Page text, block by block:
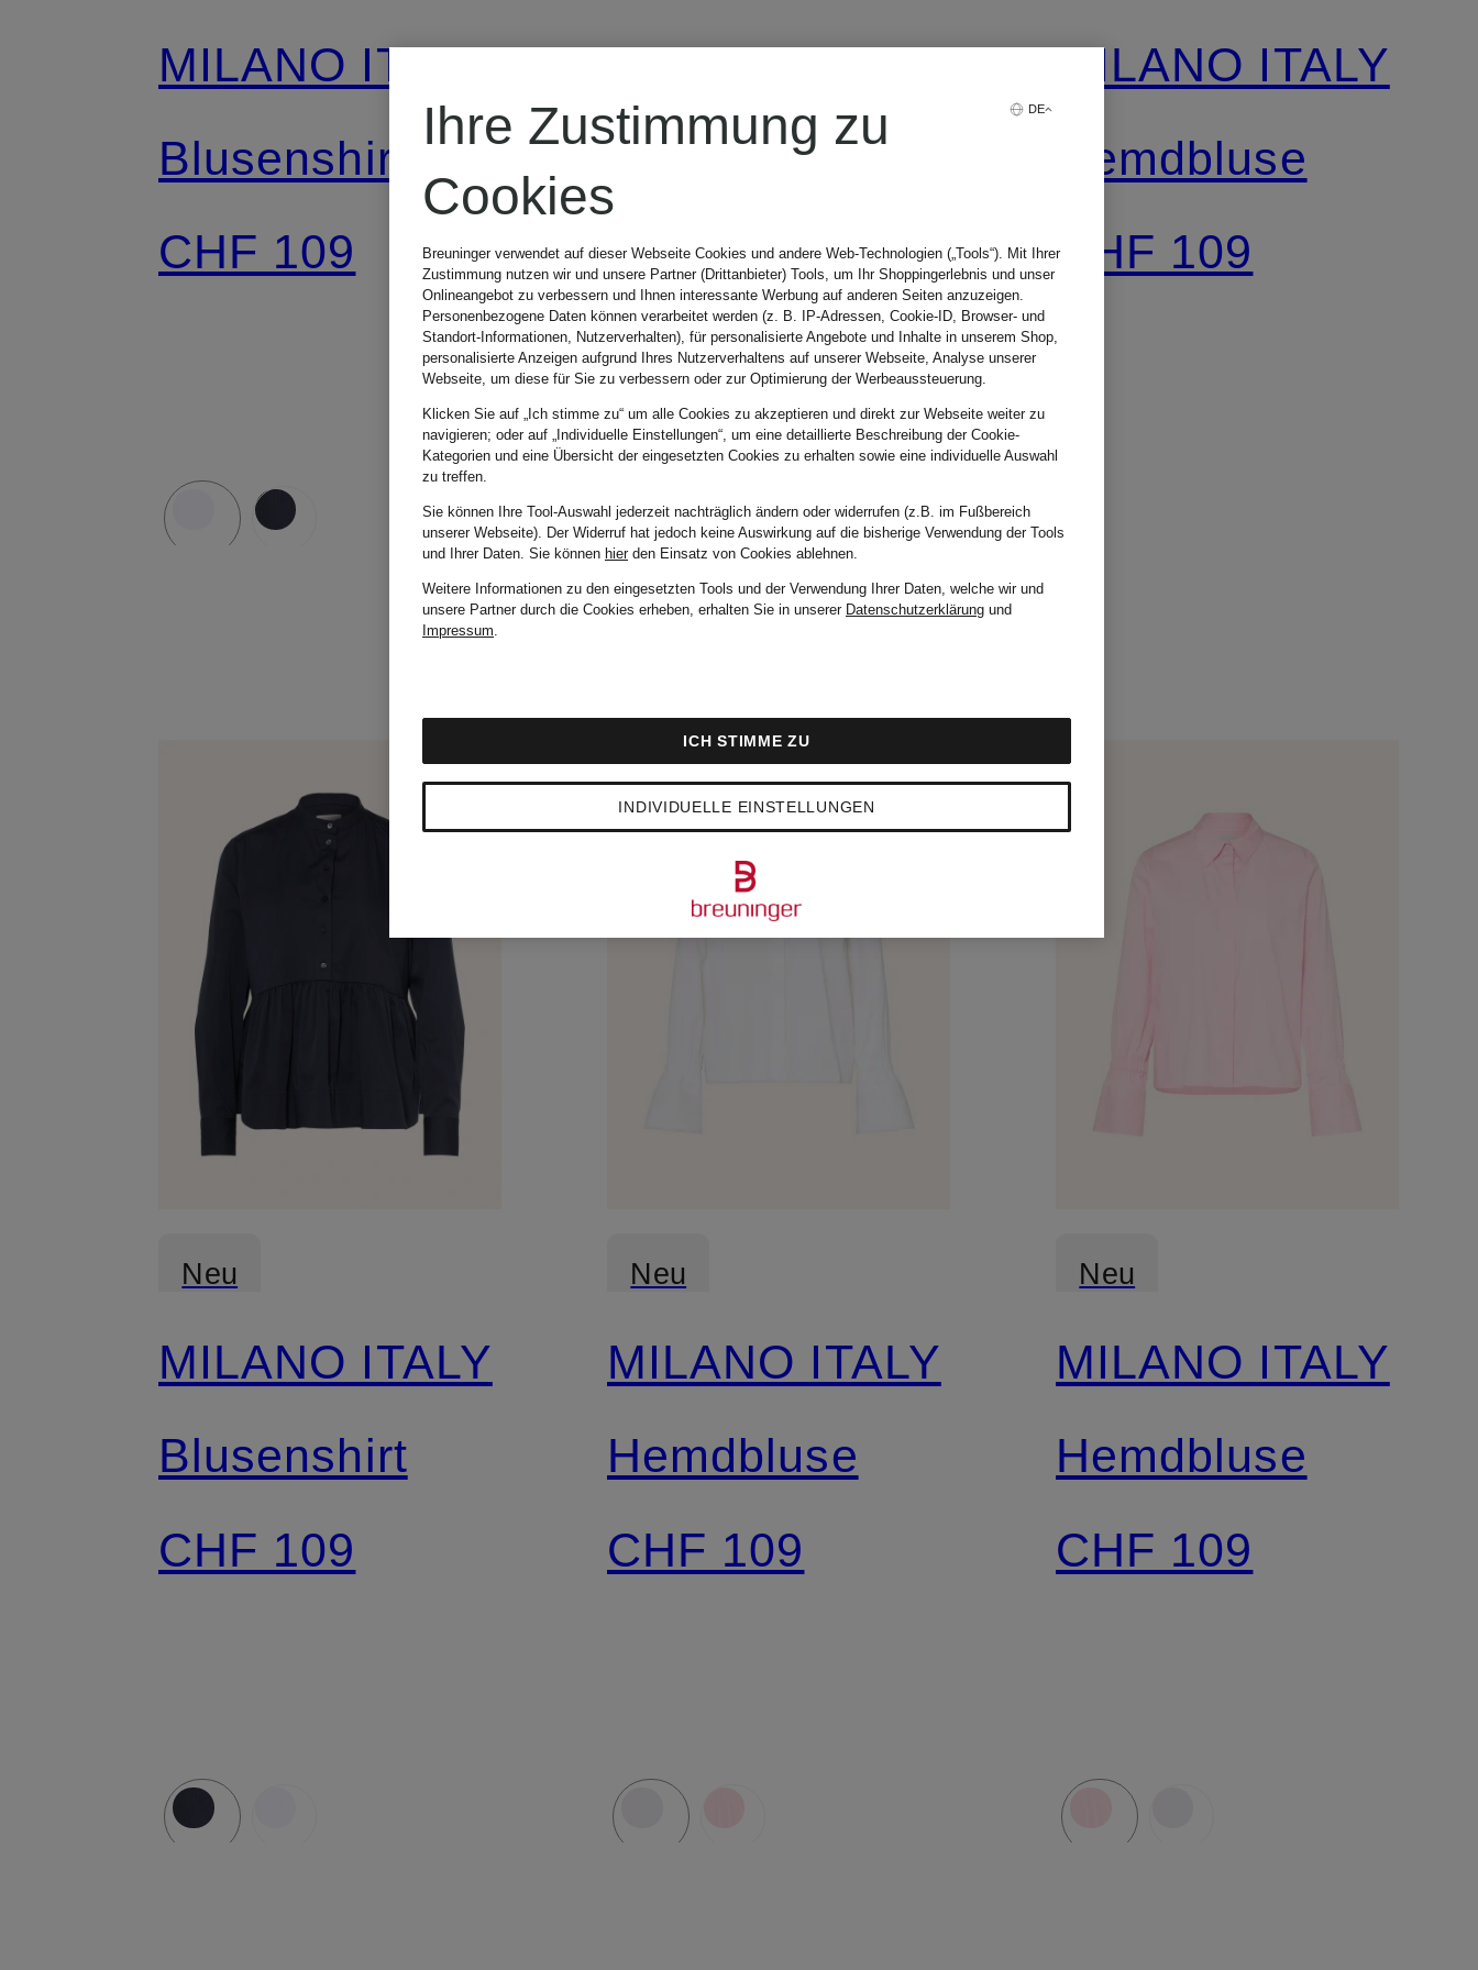
MILANO ITALY
Blusenshirt
CHF 109
MILANO ITALY
Blusenshirt
aus Spitze mit
3/4-Arm
CHF 119
MILANO ITALY
Hemdbluse
CHF 109
Neu
MILANO ITALY
Blusenshirt
CHF 109
Neu
MILANO ITALY
Hemdbluse
CHF 109
Neu
MILANO ITALY
Hemdbluse
CHF 109
DE
Ihre Zustimmung zu
Cookies
Breuninger verwendet auf dieser Webseite Cookies und andere Web-Technologien („Tools“). Mit Ihrer
Zustimmung nutzen wir und unsere Partner (Drittanbieter) Tools, um Ihr Shoppingerlebnis und unser
Onlineangebot zu verbessern und Ihnen interessante Werbung auf anderen Seiten anzuzeigen.
Personenbezogene Daten können verarbeitet werden (z. B. IP-Adressen, Cookie-ID, Browser- und
Standort-Informationen, Nutzerverhalten), für personalisierte Angebote und Inhalte in unserem Shop,
personalisierte Anzeigen aufgrund Ihres Nutzerverhaltens auf unserer Webseite, Analyse unserer
Webseite, um diese für Sie zu verbessern oder zur Optimierung der Werbeaussteuerung.
Klicken Sie auf „Ich stimme zu“ um alle Cookies zu akzeptieren und direkt zur Webseite weiter zu
navigieren; oder auf „Individuelle Einstellungen“, um eine detaillierte Beschreibung der Cookie-
Kategorien und eine Übersicht der eingesetzten Cookies zu erhalten sowie eine individuelle Auswahl
zu treffen.
Sie können Ihre Tool-Auswahl jederzeit nachträglich ändern oder widerrufen (z.B. im Fußbereich
unserer Webseite). Der Widerruf hat jedoch keine Auswirkung auf die bisherige Verwendung der Tools
und Ihrer Daten. Sie können hierden Einsatz von Cookies ablehnen.
Weitere Informationen zu den eingesetzten Tools und der Verwendung Ihrer Daten, welche wir und
unsere Partner durch die Cookies erheben, erhalten Sie in unserer Datenschutzerklärung und
Impressum.
INDIVIDUELLE EINSTELLUNGEN
ICH STIMME ZU